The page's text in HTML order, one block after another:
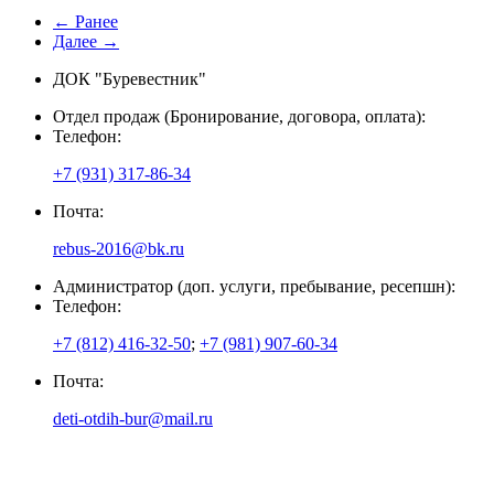
← Ранее
Далее →
ДОК "Буревестник"
Отдел продаж (Бронирование, договора, оплата):
Телефон:
+7 (931) 317-86-34
Почта:
rebus-2016@bk.ru
Администратор (доп. услуги, пребывание, ресепшн):
Телефон:
+7 (812) 416-32-50; +7 (981) 907-60-34
Почта:
deti-otdih-bur@mail.ru